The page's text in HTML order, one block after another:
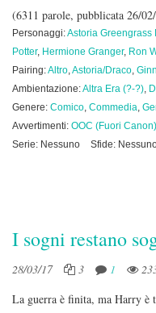
(6311 parole, pubblicata 26/
Personaggi:Astoria Greengrass
Potter, Hermione Granger, Ron
Pairing:Altro,Astoria/Draco,
Ambientazione:Altra Era (?-?),
Genere: Comico, Commedia,
Avvertimenti: OOC (Fuori Canon)
Serie: Nessuno
Sfide:
I sogni restano
28/03/17 3 1
La guerra è finita, ma Harry è